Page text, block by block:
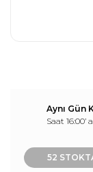
Aynı Gün
Saat
52